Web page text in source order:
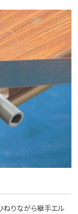
ねりながら継手エル